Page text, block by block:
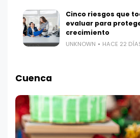
Cinco riesgos que
evaluar para
crecimiento
UNKNOWN HACE 22
Cuenca